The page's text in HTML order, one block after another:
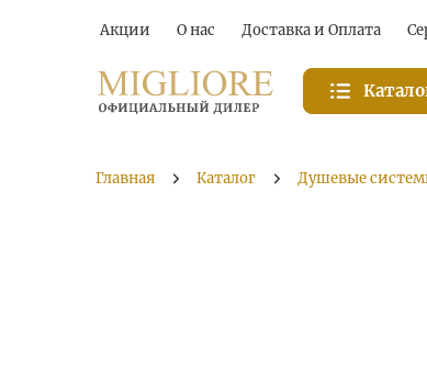
Акции О нас Доставка и Оплата
Главная Каталог Душевые